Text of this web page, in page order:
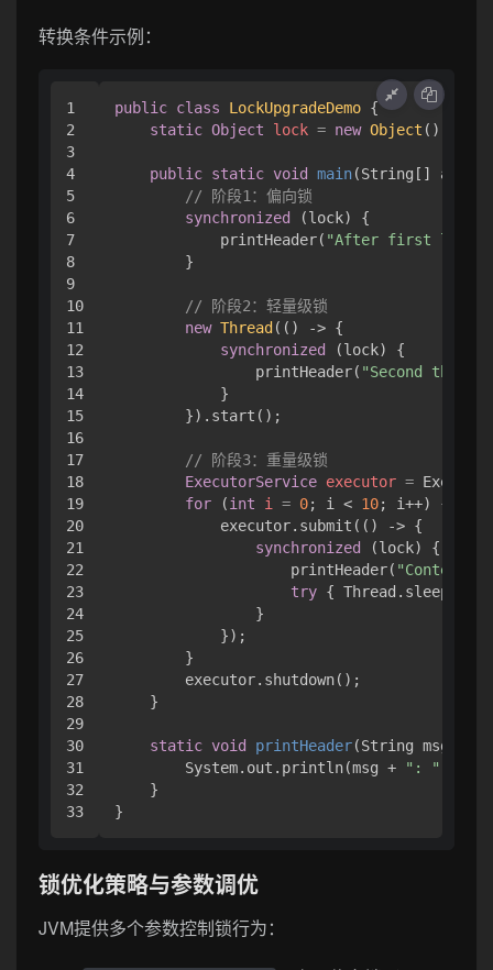
转换条件示例：
1
2
3
4
5
6
7
8
9
10
11
12
13
14
15
16
17
18
19
20
21
22
23
24
25
26
27
28
29
30
31
32
public class LockUpgradeDemo {
static Object lock = new Object ();
public static void main(String[] args)
// 阶段1：偏向锁
synchronized (lock) {
            printHeader(
"After first lock"
        }
// 阶段2：轻量级锁
new Thread(() -> {
synchronized (lock) {
                printHeader(
"Second
            }
        }).start();
// 阶段3：重量级锁
ExecutorService executor =
for (int i = 0; i < 10; i++) {
            executor.submit(() -> {
synchronized (lock) {
                    printHeader(
try { Thread.sleep(
                }
            });
        }
        executor.shutdown();
    }
static void printHeader(String msg)
        System.out.println(msg +
": "
    }
锁优化策略与参数调优
JVM提供多个参数控制锁行为：